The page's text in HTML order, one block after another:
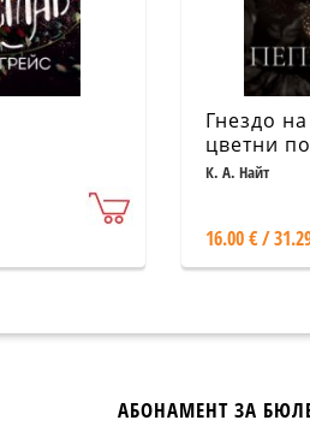
Гнездо
цветни
К. А. Найт
16.00 € /
АБОНАМЕНТ ЗА